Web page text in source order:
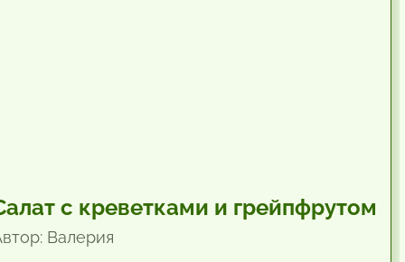
с креветками и грейпфрутом
Валерия